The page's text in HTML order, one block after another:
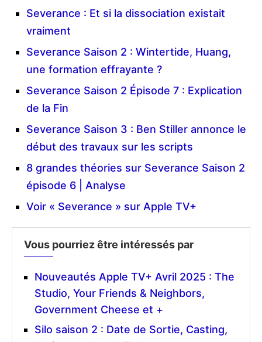
Severance : Et si la dissociation existait
vraiment
Severance Saison 2 : Wintertide, Huang,
une formation effrayante ?
Severance Saison 2 Épisode 7 : Explication
de la Fin
Severance Saison 3 : Ben Stiller annonce le
début des travaux sur les scripts
8 grandes théories sur Severance Saison 2
épisode 6 | Analyse
Voir « Severance » sur Apple TV+
Vous pourriez être intéressés par
Nouveautés Apple TV+ Avril 2025 : The
Studio, Your Friends & Neighbors,
Government Cheese et +
Silo saison 2 : Date de Sortie, Casting,